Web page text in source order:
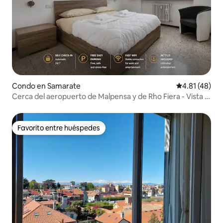
Condo en Samarate Calificación
4.81 (48)
Cerca del aeropuerto de Malpensa y de Rho Fiera - Vista a
Favorito entre huéspedes
Favorito entre huéspedes